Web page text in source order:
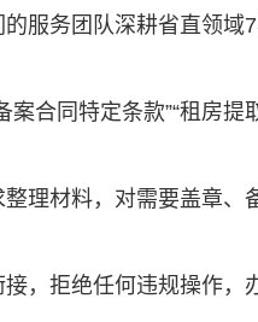
服务团队深耕省直领
案合同特定条款”“租房
理材料，对需要盖章
，拒绝任何违规操作，